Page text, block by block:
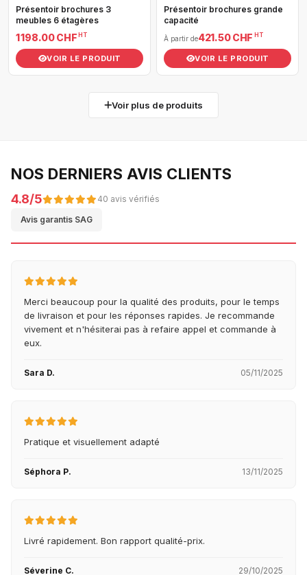
Présentoir brochures 3
meubles 6 étagères
1 198.00 CHF HT
VOIR LE PRODUIT
Présentoir brochures grande
capacité
À partir de421.50 CHF HT
VOIR LE PRODUIT
Voir plus de produits
NOS DERNIERS AVIS CLIENTS
4.8/5 40 avis vérifiés
Avis garantis SAG
Merci beaucoup pour la qualité des produits, pour le temps
de livraison et pour les réponses rapides. Je recommande
vivement et n'hésiterai pas à refaire appel et commande à
eux.
Sara D. 05/11/2025
Pratique et visuellement adapté
Séphora P. 13/11/2025
Livré rapidement. Bon rapport qualité-prix.
Séverine C. 29/10/2025